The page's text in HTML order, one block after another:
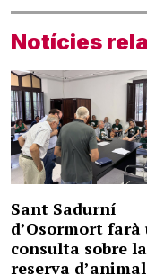
Notícies
Sant Sadurní
d’Osormort farà
consulta sobre la
reserva